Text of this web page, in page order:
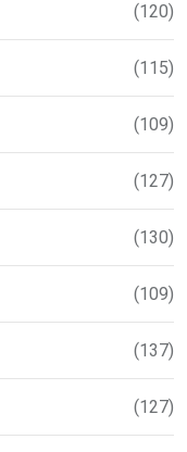
(120)
(115)
(109)
(127)
(130)
(109)
(137)
(127)